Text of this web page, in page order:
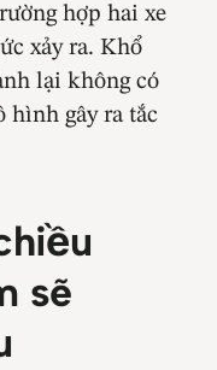
hợp hai xe
xảy ra. Khổ
lại không có
hình gây ra tắc
sẽ